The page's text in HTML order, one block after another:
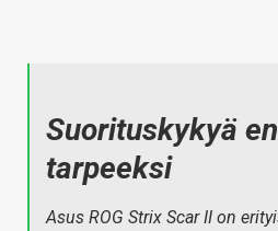
Suorituskykyä
tarpeeksi
Asus ROG Strix Scar II on